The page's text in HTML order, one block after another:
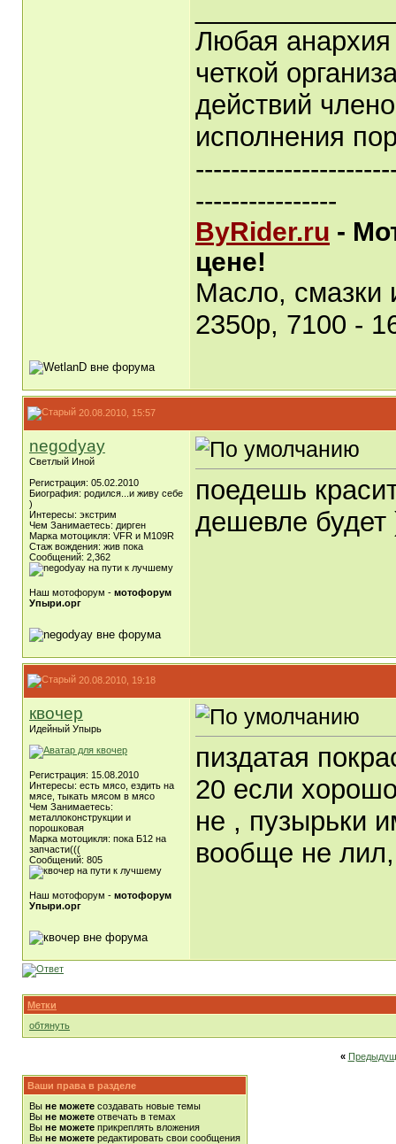
Любая анархия
четкой
действий
исполнения
----------------
ByRider.ru -
цене!
Масло,
2350р, 7100 -
20.08.2010, 15:57
negodyay
Светлый Иной
Регистрация: 05.02.2010
Биография: родился...и живу себе
)
Интересы: экстрим
Чем Занимаетесь: дирген
Марка мотоцикля: VFR и M109R
Стаж вождения: жив пока
Сообщений: 2,362
Наш мотофорум - мотофорум
Упыри.орг
поедешь
дешевле будет
20.08.2010, 19:18
квочер
Идейный Упырь
Регистрация: 15.08.2010
Интересы: есть мясо, ездить на
мясе, тыкать мясом в мясо
Чем Занимаетесь:
металлоконструкции и
порошковая
Марка мотоцикля: пока Б12 на
запчасти(((
Сообщений: 805
Наш мотофорум - мотофорум
Упыри.орг
пиздатая
20 если
не , пузырьки
вообще не
Метки
обтянуть
«
Ваши права в разделе
Вы не можете создавать новые темы
Вы не можете отвечать в темах
Вы не можете прикреплять вложения
Вы не можете редактировать свои сообщения